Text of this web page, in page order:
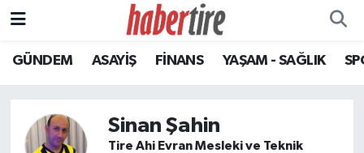
GÜNDEM ASAYİŞ FİNANS YAŞAM - SAĞLIK
Sinan Şahin
Tire Ahi Evran Mesleki ve Teknik
Tire Nöbetçi Eczaneler
Tire Trafik Yoğunluk Haritası